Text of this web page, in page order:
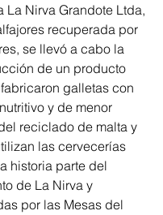
La Nirva Grandote Ltda,
recuperada por
se llevó a cabo la
de un producto
galletas con
y de menor
reciclado de malta y
las cervecerías
historia parte del
de La Nirva y
por las Mesas del